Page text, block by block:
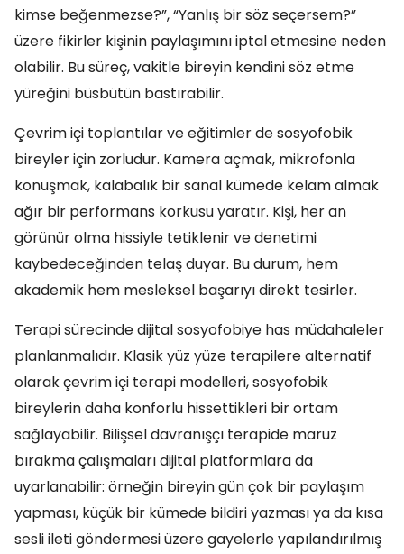
kimse beğenmezse?”, “Yanlış bir söz seçersem?”
üzere fikirler kişinin paylaşımını iptal etmesine neden
olabilir. Bu süreç, vakitle bireyin kendini söz etme
yüreğini büsbütün bastırabilir.
Çevrim içi toplantılar ve eğitimler de sosyofobik
bireyler için zorludur. Kamera açmak, mikrofonla
konuşmak, kalabalık bir sanal kümede kelam almak
ağır bir performans korkusu yaratır. Kişi, her an
görünür olma hissiyle tetiklenir ve denetimi
kaybedeceğinden telaş duyar. Bu durum, hem
akademik hem mesleksel başarıyı direkt tesirler.
Terapi sürecinde dijital sosyofobiye has müdahaleler
planlanmalıdır. Klasik yüz yüze terapilere alternatif
olarak çevrim içi terapi modelleri, sosyofobik
bireylerin daha konforlu hissettikleri bir ortam
sağlayabilir. Bilişsel davranışçı terapide maruz
bırakma çalışmaları dijital platformlara da
uyarlanabilir: örneğin bireyin gün çok bir paylaşım
yapması, küçük bir kümede bildiri yazması ya da kısa
sesli ileti göndermesi üzere gayelerle yapılandırılmış